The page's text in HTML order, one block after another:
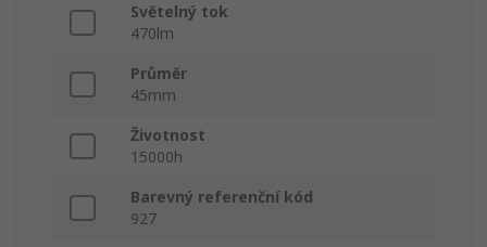
Světelný tok
470lm
Průměr
45mm
Životnost
15000h
Barevný referenční kód
927